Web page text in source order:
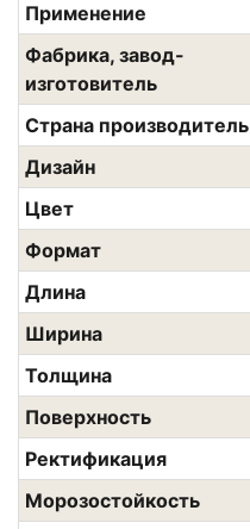
Применение
Фабрика, завод-
изготовитель
Страна производитель
Дизайн
Цвет
Формат
Длина
Ширина
Толщина
Поверхность
Ректификация
Морозостойкость